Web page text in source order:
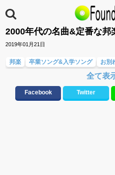
2000年代の名曲&定番な邦
2019年01月21日
邦楽 卒業ソング&入学ソング お別
友達&友情ソング・青春ソング 応援
大切な人に贈る歌&ありがとうソング(
全て表
Facebook Twitter